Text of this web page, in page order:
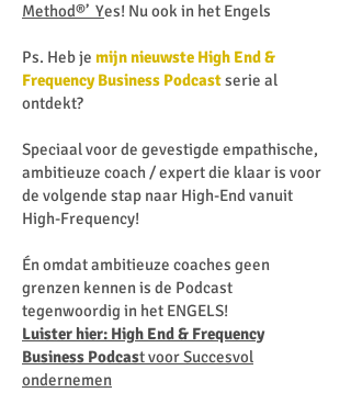
Method®’ Yes! Nu ook in het Engels
Ps. Heb je mijn nieuwste High End &
Frequency Business Podcastserie al
ontdekt?
Speciaal voor de gevestigde empathische,
ambitieuze coach / expert die klaar is voor
de volgende stap naar High-End vanuit
High-Frequency!
Én omdat ambitieuze coaches geen
grenzen kennen is de Podcast
tegenwoordig in het ENGELS!
Luister hier: High End & Frequency
Business Podcast voor Succesvol
ondernemen